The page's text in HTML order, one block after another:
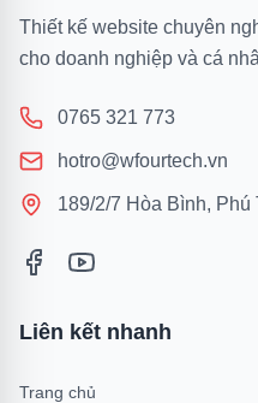
Thiết kế website chuyên
cho doanh nghiệp và cá
0765 321 773
hotro@wfourtech.vn
189/2/7 Hòa Bình,
Liên kết nhanh
Trang chủ